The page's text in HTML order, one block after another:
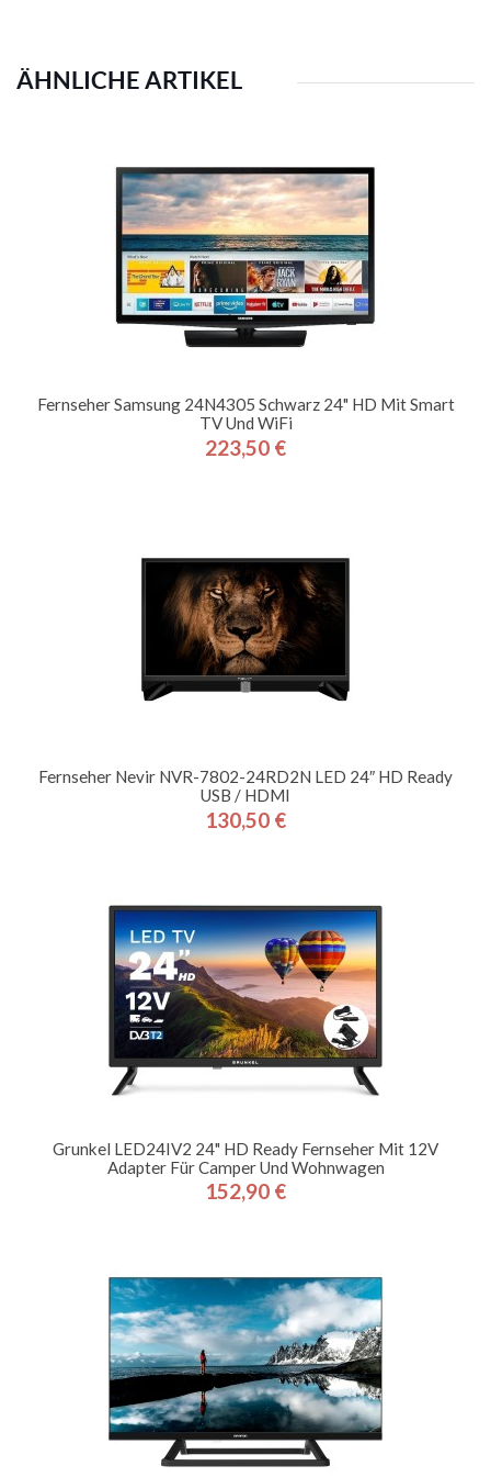
ÄHNLICHE ARTIKEL
Fernseher Samsung 24N4305 Schwarz 24" HD Mit Smart
TV Und WiFi
Preis
223,50 €
Fernseher Nevir NVR-7802-24RD2N LED 24″ HD Ready
USB / HDMI
Preis
130,50 €
Grunkel LED24IV2 24" HD Ready Fernseher Mit 12V
Adapter Für Camper Und Wohnwagen
Preis
152,90 €